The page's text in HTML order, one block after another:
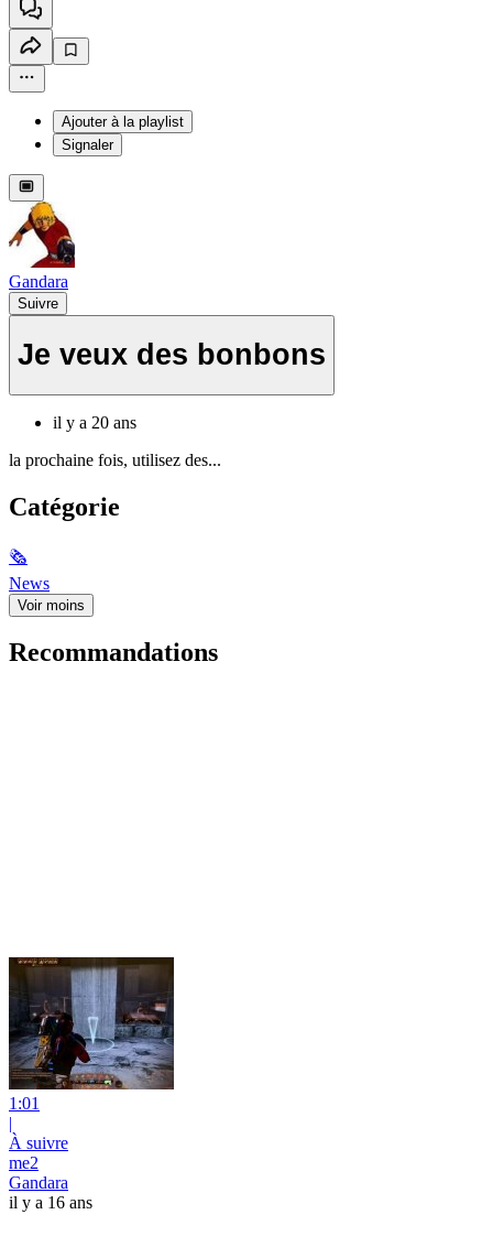
Ajouter à la playlist
Signaler
Gandara
Suivre
Je veux des bonbons
il y a 20 ans
la prochaine fois, utilisez des...
Catégorie
🗞
News
Voir moins
Recommandations
1:01
|
À suivre
me2
Gandara
il y a 16 ans